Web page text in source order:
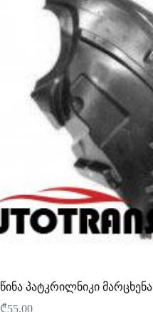
წინა პატკრილნიკი მარცხენა
₾55.00